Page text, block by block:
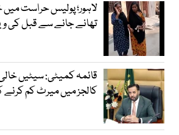
لاہور؛ پولیس حراست میں
تھانے جانے سے قبل کی
قائمہ کمیٹی: سیٹیں
کالجز میں میرٹ کم کرنے